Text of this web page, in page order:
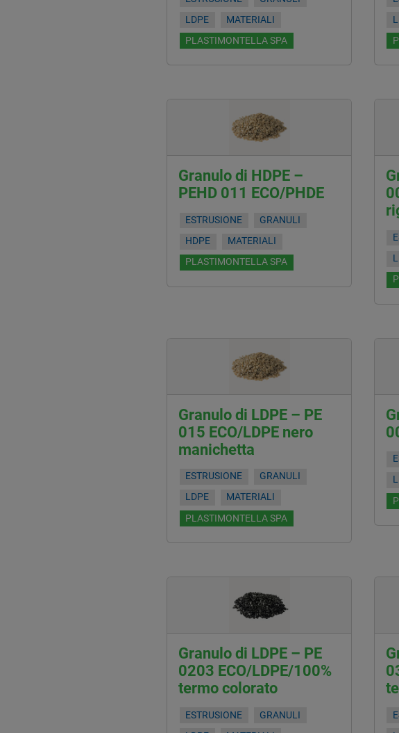
LDPE
MATERIALI
PLASTIMONTELLA SPA
Granulo di HDPE –
PEHD 011 ECO/PHDE
ESTRUSIONE
GRANULI
HDPE
MATERIALI
PLASTIMONTELLA SPA
Granulo di LDPE – PE
015 ECO/LDPE nero
manichetta
ESTRUSIONE
GRANULI
LDPE
MATERIALI
PLASTIMONTELLA SPA
Granulo di LDPE – PE
0203 ECO/LDPE/100%
termo colorato
ESTRUSIONE
GRANULI